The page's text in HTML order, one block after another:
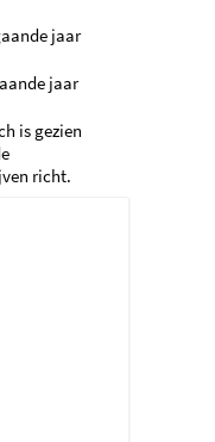
jaar
jaar
is gezien
richt.